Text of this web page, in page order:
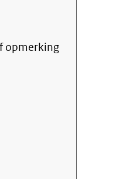
opmerking